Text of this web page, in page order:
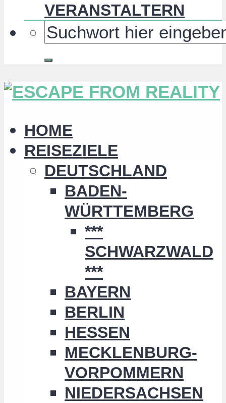
VERANSTALTERN
HOME
REISEZIELE
DEUTSCHLAND
BADEN-
WÜRTTEMBERG
***
SCHWARZWALD
***
BAYERN
BERLIN
HESSEN
MECKLENBURG-
VORPOMMERN
NIEDERSACHSEN